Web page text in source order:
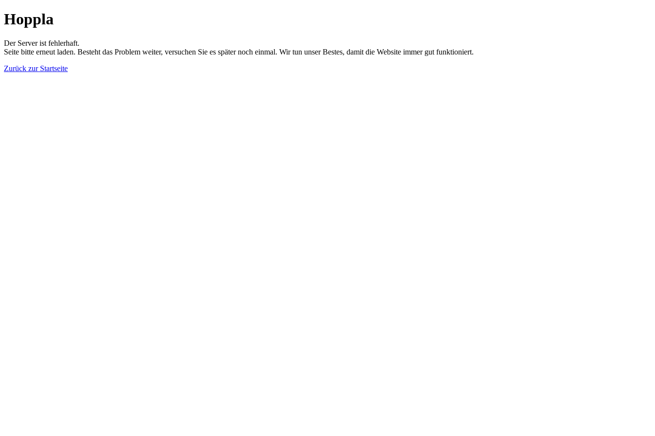
Hoppla
Der Server ist fehlerhaft.
Seite bitte erneut laden. Besteht das Problem weiter, versuchen Sie es später noch einmal. Wir tun unser Bestes, damit die Website immer gut funktioniert.
Zurück zur Startseite